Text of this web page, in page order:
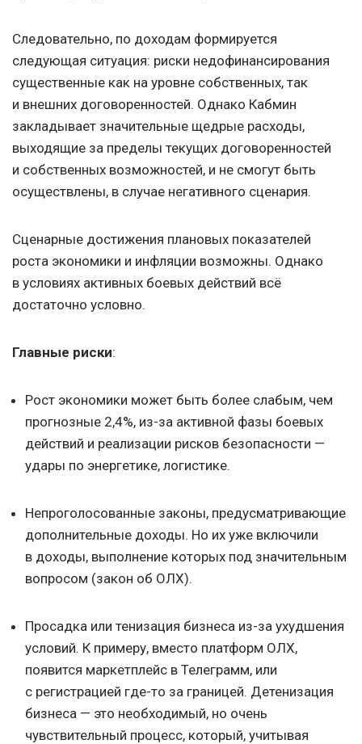
Следовательно, по доходам формируется
следующая ситуация: риски недофинансирования
существенные как на уровне собственных, так
и внешних договоренностей. Однако Кабмин
закладывает значительные щедрые расходы,
выходящие за пределы текущих договоренностей
и собственных возможностей, и не смогут быть
осуществлены, в случае негативного сценария.
Сценарные достижения плановых показателей
роста экономики и инфляции возможны. Однако
в условиях активных боевых действий всё
достаточно условно.
Главные риски:
Рост экономики может быть более слабым, чем
прогнозные 2,4%, из-за активной фазы боевых
действий и реализации рисков безопасности —
удары по энергетике, логистике.
Непроголосованные законы, предусматривающие
дополнительные доходы. Но их уже включили
в доходы, выполнение которых под значительным
вопросом (закон об ОЛХ).
Просадка или тенизация бизнеса из-за ухудшения
условий. К примеру, вместо платформ ОЛХ,
появится маркетплейс в Телеграмм, или
с регистрацией где-то за границей. Детенизация
бизнеса — это необходимый, но очень
чувствительный процесс, который, учитывая